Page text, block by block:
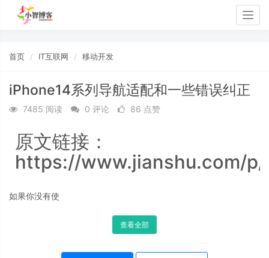
首页 IT互联网 移动开发
iPhone14系列导航适配和一些错误纠正
7485 阅读 0 评论 86 点赞
原文链接：
https://www.jianshu.com/
如果你没有使
查看全部